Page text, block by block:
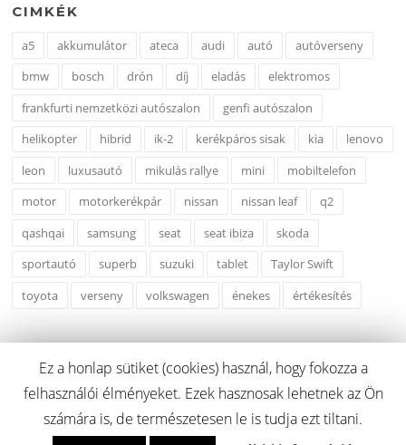
CIMKÉK
a5 akkumulátor ateca audi autó
autóverseny
bmw
bosch drón díj eladás
elektromos
frankfurti nemzetközi autószalon
genfi autószalon
helikopter
hibrid ik-2 kerékpáros sisak kia
lenovo
leon
luxusautó mikulás rallye mini
mobiltelefon
motor
motorkerékpár nissan nissan leaf
q2
qashqai
samsung seat seat ibiza
skoda
sportautó
superb suzuki tablet
Taylor Swift
toyota
verseny volkswagen énekes értékesítés
Copyright © 2026 carcreditonline.hu. Minden Jog Fenntartva.
Ez a honlap sütiket (cookies) használ, hogy fokozza a
felhasználói élményeket. Ezek hasznosak lehetnek az Ön
számára is, de természetesen le is tudja ezt tiltani.